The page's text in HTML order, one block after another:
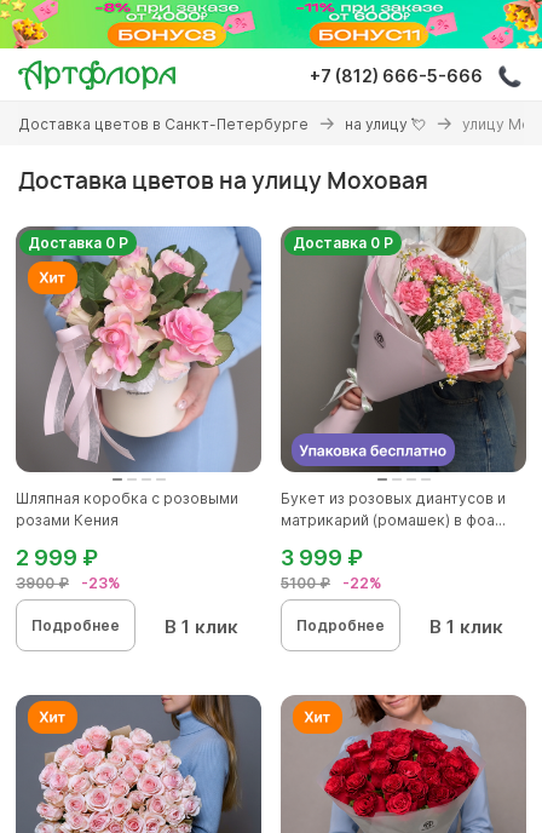
Перейти
основному
содержанию
+7 (812) 666-5-666
Вы
здесь
Доставка цветов в Санкт-Петербурге на улицу 💘 улицу
Доставка цветов на улицу Моховая
Доставка 0 Р
Шляпная коробка с розовыми
розами Кения
3900 ₽ -23%
2 999 ₽
Подробнее В 1 клик
Доставка 0 Р
Букет из розовых диантусов и
матрикарий (ромашек) в фоа...
5100 ₽ -22%
3 999 ₽
Подробнее В 1 клик